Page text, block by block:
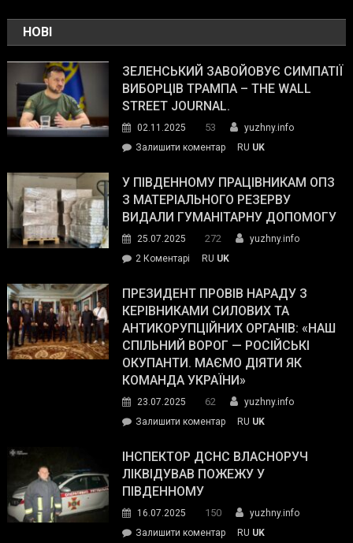
НОВІ
ЗЕЛЕНСЬКИЙ ЗАВОЙОВУЄ СИМПАТІЇ
ВИБОРЦІВ ТРАМПА – THE WALL
STREET JOURNAL.
02.11.2025 53
yuzhny.info
Залишити коментарon
завойовує
симпатії
виборців
The
Street
Journal.
RU UK
У ПІВДЕННОМУ ПРАЦІВНИКАМ ОПЗ
З МАТЕРІАЛЬНОГО РЕЗЕРВУ
ВИДАЛИ ГУМАНІТАРНУ ДОПОМОГУ
25.07.2025 272
yuzhny.info
2 Коментарі
Південному
працівникам
ОПЗ
з
матеріального
резерву
гуманітарну
допомогу
RU UK
ПРЕЗИДЕНТ ПРОВІВ НАРАДУ З
КЕРІВНИКАМИ СИЛОВИХ ТА
АНТИКОРУПЦІЙНИХ ОРГАНІВ: «НАШ
СПІЛЬНИЙ ВОРОГ — РОСІЙСЬКІ
ОКУПАНТИ. МАЄМО ДІЯТИ ЯК
КОМАНДА УКРАЇНИ»
23.07.2025 62
yuzhny.info
Залишити коментарon
провів
нараду
силових
та
RU UK
ІНСПЕКТОР ДСНС ВЛАСНОРУЧ
ЛІКВІДУВАВ ПОЖЕЖУ У
ПІВДЕННОМУ
16.07.2025 150
yuzhny.info
Залишити коментарon
RU UK